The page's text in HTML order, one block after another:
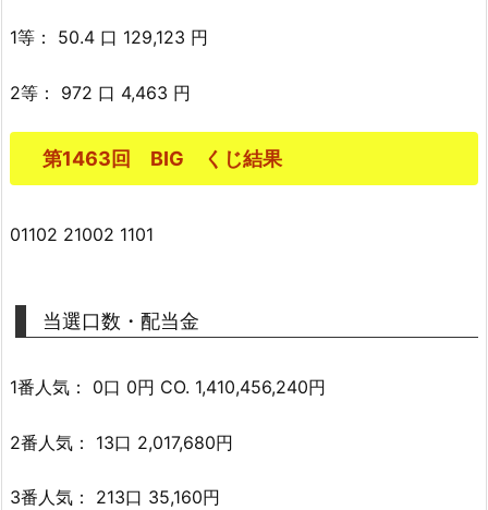
1等： 50.4 口 129,123 円
2等： 972 口 4,463 円
第1463回 BIG くじ結果
01102 21002 1101
当選口数・配当金
1番人気： 0口 0円 CO. 1,410,456,240円
2番人気： 13口 2,017,680円
3番人気： 213口 35,160円